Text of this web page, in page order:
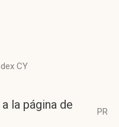
CY
la página de
PR